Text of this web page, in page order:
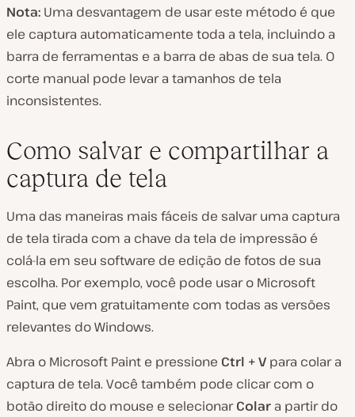
Nota: Uma desvantagem de usar este método é que
ele captura automaticamente toda a tela, incluindo a
barra de ferramentas e a barra de abas de sua tela. O
corte manual pode levar a tamanhos de tela
inconsistentes.
Como salvar e compartilhar a
captura de tela
Uma das maneiras mais fáceis de salvar uma captura
de tela tirada com a chave da tela de impressão é
colá-la em seu software de edição de fotos de sua
escolha. Por exemplo, você pode usar o Microsoft
Paint, que vem gratuitamente com todas as versões
relevantes do Windows.
Abra o Microsoft Paint e pressione Ctrl + V para colar a
captura de tela. Você também pode clicar com o
botão direito do mouse e selecionarColar a partir do